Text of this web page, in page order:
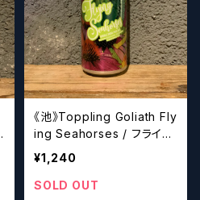
《池》Toppling Goliath Fly
ing Seahorses / フライン
グ シーホーシーズ 【クラフ
トビール】
¥1,240
SOLD OUT